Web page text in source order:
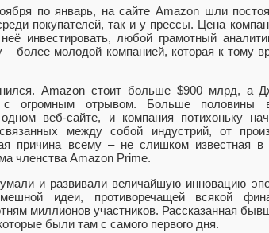
по январь, на сайте Amazon шли
покупателей, так и у прессы. Цена
инвестировать, любой грамотный
– более молодой компанией, которая к тому
Amazon стоит больше $900 млрд, а
с огромным отрывом. Больше половины
веб-сайте, и компания потихоньку
между собой индустрий, от
причина всему – не слишком известная
членства Amazon Prime.
и развивали величайшую инновацию
идеи, противоречащей всякой
миллионов участников. Рассказанная
были там с самого первого дня.